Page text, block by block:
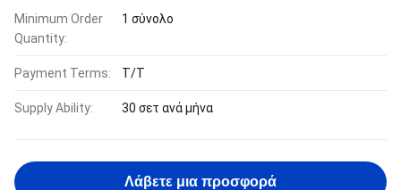
Minimum Order
Quantity:
1 σύνολο
Payment Terms: Τ/Τ
Supply Ability: 30 σετ ανά μήνα
Λάβετε μια προσφορά